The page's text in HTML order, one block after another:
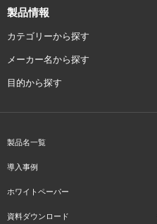
製品情報
カテゴリーから探す
メーカー名から探す
目的から探す
製品名一覧
導入事例
ホワイトペーパー
資料ダウンロード